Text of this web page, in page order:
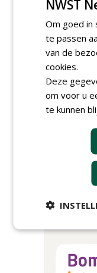
AGENDA
NWST
Om goed in
te passen
van de
cookies.
Deze
om voor u
te kunnen